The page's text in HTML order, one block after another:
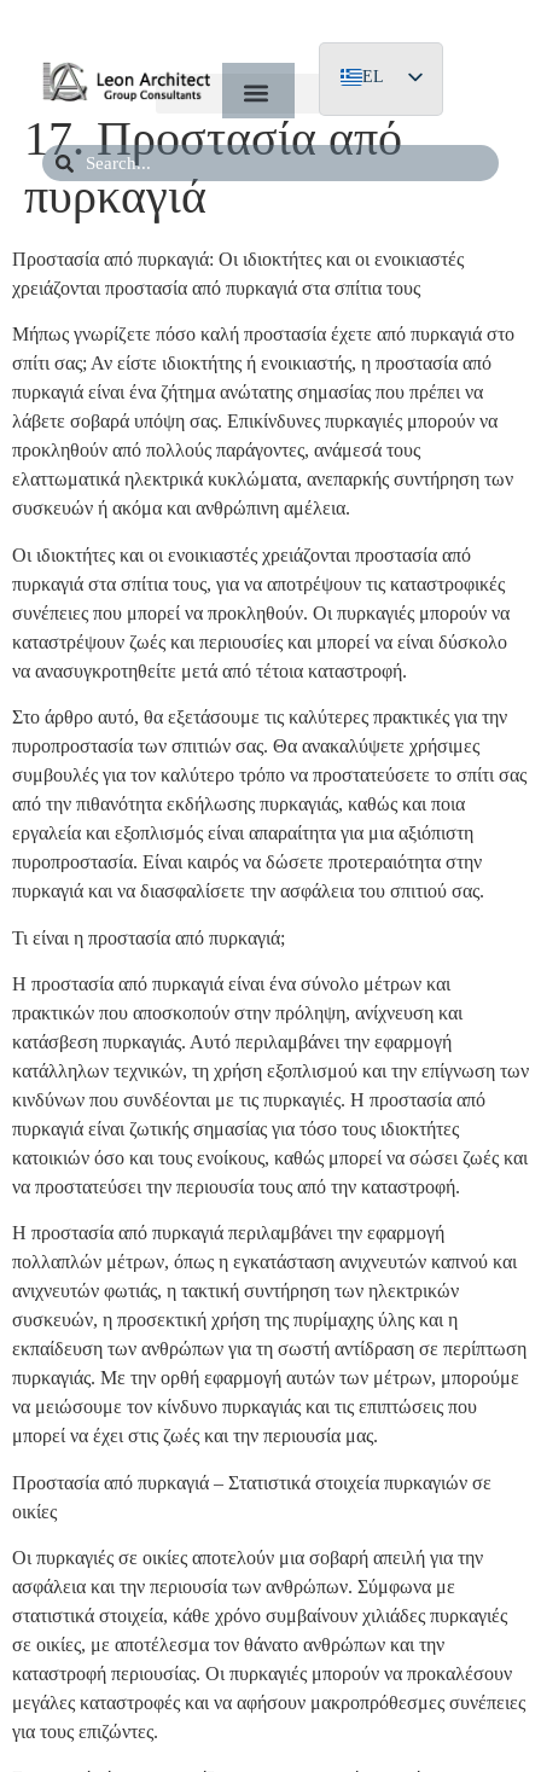
EL
EN
DE
17. Προστασία από
πυρκαγιά
Προστασία από πυρκαγιά: Οι ιδιοκτήτες και οι ενοικιαστές
χρειάζονται προστασία από πυρκαγιά στα σπίτια τους
Μήπως γνωρίζετε πόσο καλή προστασία έχετε από πυρκαγιά στο
σπίτι σας; Αν είστε ιδιοκτήτης ή ενοικιαστής, η προστασία από
πυρκαγιά είναι ένα ζήτημα ανώτατης σημασίας που πρέπει να
λάβετε σοβαρά υπόψη σας. Επικίνδυνες πυρκαγιές μπορούν να
προκληθούν από πολλούς παράγοντες, ανάμεσά τους
ελαττωματικά ηλεκτρικά κυκλώματα, ανεπαρκής συντήρηση των
συσκευών ή ακόμα και ανθρώπινη αμέλεια.
Οι ιδιοκτήτες και οι ενοικιαστές χρειάζονται προστασία από
πυρκαγιά στα σπίτια τους, για να αποτρέψουν τις καταστροφικές
συνέπειες που μπορεί να προκληθούν. Οι πυρκαγιές μπορούν να
καταστρέψουν ζωές και περιουσίες και μπορεί να είναι δύσκολο
να ανασυγκροτηθείτε μετά από τέτοια καταστροφή.
Στο άρθρο αυτό, θα εξετάσουμε τις καλύτερες πρακτικές για την
πυροπροστασία των σπιτιών σας. Θα ανακαλύψετε χρήσιμες
συμβουλές για τον καλύτερο τρόπο να προστατεύσετε το σπίτι σας
από την πιθανότητα εκδήλωσης πυρκαγιάς, καθώς και ποια
εργαλεία και εξοπλισμός είναι απαραίτητα για μια αξιόπιστη
πυροπροστασία. Είναι καιρός να δώσετε προτεραιότητα στην
πυρκαγιά και να διασφαλίσετε την ασφάλεια του σπιτιού σας.
Τι είναι η προστασία από πυρκαγιά;
Η προστασία από πυρκαγιά είναι ένα σύνολο μέτρων και
πρακτικών που αποσκοπούν στην πρόληψη, ανίχνευση και
κατάσβεση πυρκαγιάς. Αυτό περιλαμβάνει την εφαρμογή
κατάλληλων τεχνικών, τη χρήση εξοπλισμού και την επίγνωση των
κινδύνων που συνδέονται με τις πυρκαγιές. Η προστασία από
πυρκαγιά είναι ζωτικής σημασίας για τόσο τους ιδιοκτήτες
κατοικιών όσο και τους ενοίκους, καθώς μπορεί να σώσει ζωές και
να προστατεύσει την περιουσία τους από την καταστροφή.
Η προστασία από πυρκαγιά περιλαμβάνει την εφαρμογή
πολλαπλών μέτρων, όπως η εγκατάσταση ανιχνευτών καπνού και
ανιχνευτών φωτιάς, η τακτική συντήρηση των ηλεκτρικών
συσκευών, η προσεκτική χρήση της πυρίμαχης ύλης και η
εκπαίδευση των ανθρώπων για τη σωστή αντίδραση σε περίπτωση
πυρκαγιάς. Με την ορθή εφαρμογή αυτών των μέτρων, μπορούμε
να μειώσουμε τον κίνδυνο πυρκαγιάς και τις επιπτώσεις που
μπορεί να έχει στις ζωές και την περιουσία μας.
Προστασία από πυρκαγιά – Στατιστικά στοιχεία πυρκαγιών σε
οικίες
Οι πυρκαγιές σε οικίες αποτελούν μια σοβαρή απειλή για την
ασφάλεια και την περιουσία των ανθρώπων. Σύμφωνα με
στατιστικά στοιχεία, κάθε χρόνο συμβαίνουν χιλιάδες πυρκαγιές
σε οικίες, με αποτέλεσμα τον θάνατο ανθρώπων και την
καταστροφή περιουσίας. Οι πυρκαγιές μπορούν να προκαλέσουν
μεγάλες καταστροφές και να αφήσουν μακροπρόθεσμες συνέπειες
για τους επιζώντες.